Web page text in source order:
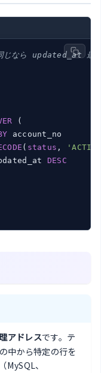
なら updated_at 最新
(
account_no
( status ,
DESC
アドレスです。テ
中から特定の行を
、